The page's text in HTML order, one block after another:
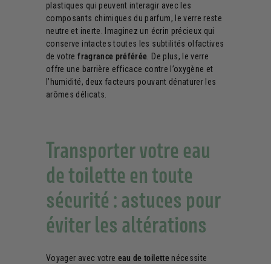
plastiques qui peuvent interagir avec les
composants chimiques du parfum, le verre reste
neutre et inerte. Imaginez un écrin précieux qui
conserve intactes toutes les subtilités olfactives
de votrefragrance préférée. De plus, le verre
offre une barrière efficace contre l’oxygène et
l’humidité, deux facteurs pouvant dénaturer les
arômes délicats.
Transporter votre eau
de toilette en toute
sécurité : astuces pour
éviter les altérations
Voyager avec votre eau de toilettenécessite